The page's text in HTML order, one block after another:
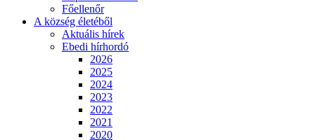
Főellenőr
A község életéből
Aktuális hírek
Ebedi hírhordó
2026
2025
2024
2023
2022
2021
2020